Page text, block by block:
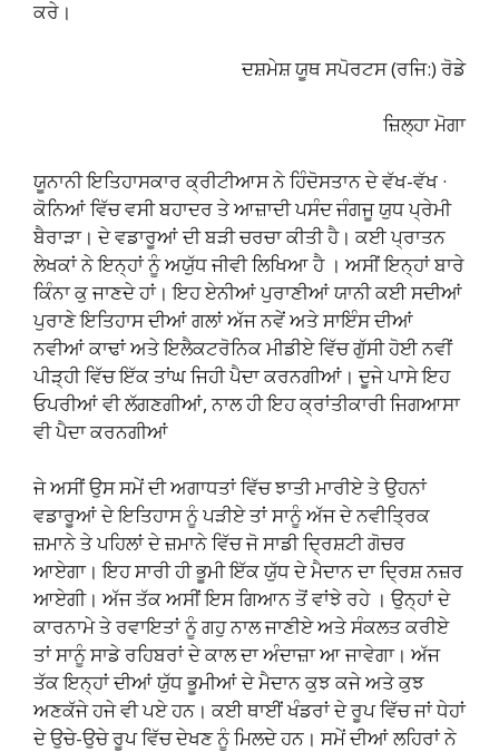
ਕਰੇ।
ਦਸ਼ਮੇਸ਼ ਯੂਥ ਸਪੋਰਟਸ (ਰਜਿ:) ਰੋਡੇ
ਜ਼ਿਲ੍ਹਾ ਮੋਗਾ
ਯੂਨਾਨੀ ਇਤਿਹਾਸਕਾਰ ਕ੍ਰੀਟੀਆਸ ਨੇ ਹਿੰਦੋਸਤਾਨ ਦੇ ਵੱਖ-ਵੱਖ ·
ਕੋਨਿਆਂ ਵਿੱਚ ਵਸੀ ਬਹਾਦਰ ਤੇ ਆਜ਼ਾਦੀ ਪਸੰਦ ਜੰਗਜੂ ਯੁਧ ਪ੍ਰੇਮੀ
ਬੈਰਾੜਾ। ਦੇ ਵਡਾਰੂਆਂ ਦੀ ਬੜੀ ਚਰਚਾ ਕੀਤੀ ਹੈ। ਕਈ ਪ੍ਰਾਤਨ
ਲੇਖਕਾਂ ਨੇ ਇਨ੍ਹਾਂ ਨੂੰ ਅਯੁੱਧ ਜੀਵੀ ਲਿਖਿਆ ਹੈ । ਅਸੀਂ ਇਨ੍ਹਾਂ ਬਾਰੇ
ਕਿੰਨਾ ਕੁ ਜਾਣਦੇ ਹਾਂ। ਇਹ ਏਨੀਆਂ ਪੁਰਾਣੀਆਂ ਯਾਨੀ ਕਈ ਸਦੀਆਂ
ਪੁਰਾਣੇ ਇਤਿਹਾਸ ਦੀਆਂ ਗਲਾਂ ਅੱਜ ਨਵੇਂ ਅਤੇ ਸਾਇੰਸ ਦੀਆਂ
ਨਵੀਆਂ ਕਾਢਾਂ ਅਤੇ ਇਲੈਕਟਰੋਨਿਕ ਮੀਡੀਏ ਵਿੱਚ ਗੁੱਸੀ ਹੋਈ ਨਵੀਂ
ਪੀੜ੍ਹੀ ਵਿੱਚ ਇੱਕ ਤਾਂਘ ਜਿਹੀ ਪੈਦਾ ਕਰਨਗੀਆਂ। ਦੂਜੇ ਪਾਸੇ ਇਹ
ਓਪਰੀਆਂ ਵੀ ਲੱਗਣਗੀਆਂ, ਨਾਲ ਹੀ ਇਹ ਕ੍ਰਾਂਤੀਕਾਰੀ ਜਿਗਆਸਾ
ਵੀ ਪੈਦਾ ਕਰਨਗੀਆਂ
ਜੇ ਅਸੀਂ ਉਸ ਸਮੇਂ ਦੀ ਅਗਾਧਤਾਂ ਵਿੱਚ ਝਾਤੀ ਮਾਰੀਏ ਤੇ ਉਹਨਾਂ
ਵਡਾਰੂਆਂ ਦੇ ਇਤਿਹਾਸ ਨੂੰ ਪੜੀਏ ਤਾਂ ਸਾਨੂੰ ਅੱਜ ਦੇ ਨਵੀਤ੍ਰਿਕ
ਜ਼ਮਾਨੇ ਤੇ ਪਹਿਲਾਂ ਦੇ ਜ਼ਮਾਨੇ ਵਿੱਚ ਜੋ ਸਾਡੀ ਦ੍ਰਿਸ਼ਟੀ ਗੋਚਰ
ਆਏਗਾ। ਇਹ ਸਾਰੀ ਹੀ ਭੂਮੀ ਇੱਕ ਯੁੱਧ ਦੇ ਮੈਦਾਨ ਦਾ ਦ੍ਰਿਸ਼ ਨਜ਼ਰ
ਆਏਗੀ। ਅੱਜ ਤੱਕ ਅਸੀਂ ਇਸ ਗਿਆਨ ਤੋਂ ਵਾਂਝੇ ਰਹੇ । ਉਨ੍ਹਾਂ ਦੇ
ਕਾਰਨਾਮੇ ਤੇ ਰਵਾਇਤਾਂ ਨੂੰ ਗਹੁ ਨਾਲ ਜਾਣੀਏ ਅਤੇ ਸੰਕਲਤ ਕਰੀਏ
ਤਾਂ ਸਾਨੂੰ ਸਾਡੇ ਰਹਿਬਰਾਂ ਦੇ ਕਾਲ ਦਾ ਅੰਦਾਜ਼ਾ ਆ ਜਾਵੇਗਾ। ਅੱਜ
ਤੱਕ ਇਨ੍ਹਾਂ ਦੀਆਂ ਯੁੱਧ ਭੂਮੀਆਂ ਦੇ ਮੈਦਾਨ ਕੁਝ ਕਜੇ ਅਤੇ ਕੁਝ
ਅਣਕੱਜੇ ਹਜੇ ਵੀ ਪਏ ਹਨ। ਕਈ ਥਾਈਂ ਖੰਡਰਾਂ ਦੇ ਰੂਪ ਵਿੱਚ ਜਾਂ ਧੇਹਾਂ
ਦੇ ਉਚੇ-ਉਚੇ ਰੂਪ ਵਿੱਚ ਦੇਖਣ ਨੂੰ ਮਿਲਦੇ ਹਨ। ਸਮੇਂ ਦੀਆਂ ਲਹਿਰਾਂ ਨੇ